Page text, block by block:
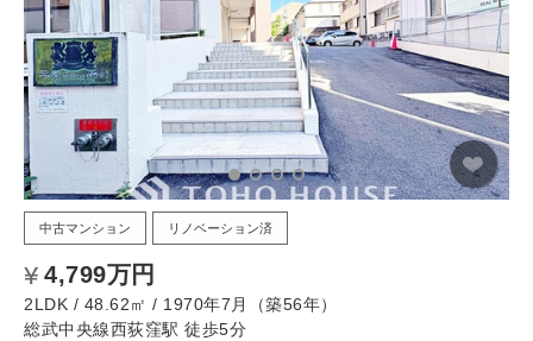
中古マンション リノベーション済
4,799万円
2LDK / 48.62㎡ / 1970年7月（築56年）
総武中央線西荻窪駅 徒歩5分